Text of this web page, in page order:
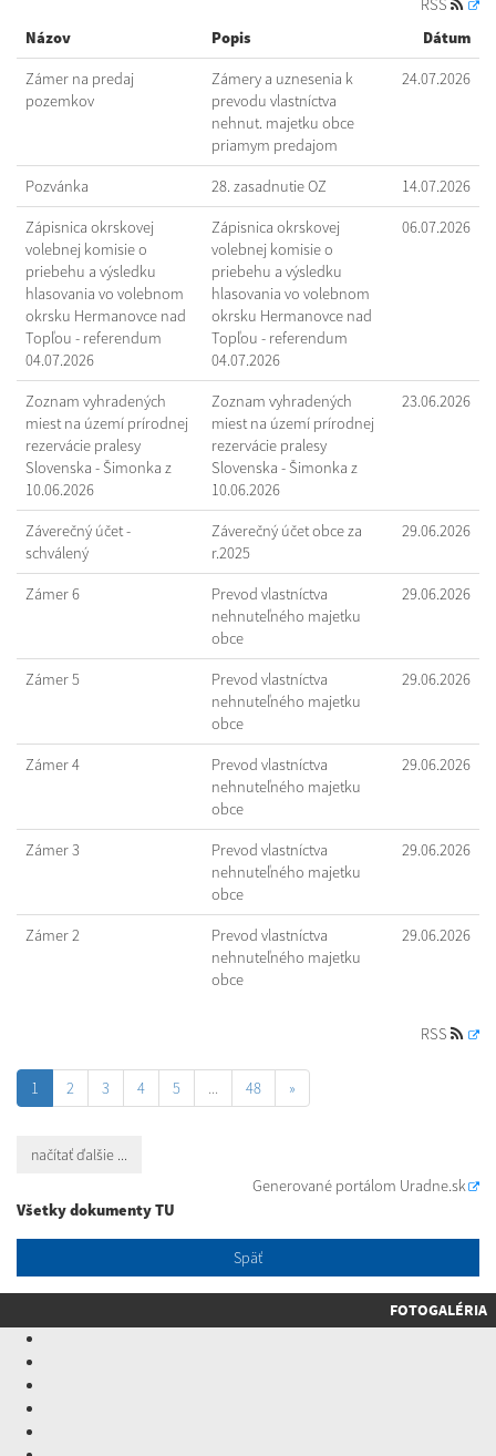
RSS
Názov
Popis Dátum
Zámer na predaj
pozemkov
Zámery a uznesenia k
prevodu vlastníctva
nehnut. majetku obce
priamym predajom
24.07.2026
Pozvánka 28. zasadnutie OZ 14.07.2026
Zápisnica okrskovej
volebnej komisie o
priebehu a výsledku
hlasovania vo volebnom
okrsku Hermanovce nad
Topľou - referendum
04.07.2026
Zápisnica okrskovej
volebnej komisie o
priebehu a výsledku
hlasovania vo volebnom
okrsku Hermanovce nad
Topľou - referendum
04.07.2026
06.07.2026
Zoznam vyhradených
miest na území prírodnej
rezervácie pralesy
Slovenska - Šimonka z
10.06.2026
Zoznam vyhradených
miest na území prírodnej
rezervácie pralesy
Slovenska - Šimonka z
10.06.2026
23.06.2026
Záverečný účet -
schválený
Záverečný účet obce za
r.2025
29.06.2026
Zámer 6
Prevod vlastníctva
nehnuteľného majetku
obce
29.06.2026
Zámer 5
Prevod vlastníctva
nehnuteľného majetku
obce
29.06.2026
Zámer 4
Prevod vlastníctva
nehnuteľného majetku
obce
29.06.2026
Zámer 3
Prevod vlastníctva
nehnuteľného majetku
obce
29.06.2026
Zámer 2
Prevod vlastníctva
nehnuteľného majetku
obce
29.06.2026
RSS
1 2 3 4 5 ... 48 »
načítať ďalšie ...
Generované portálom Uradne.sk
Všetky dokumenty TU
Späť
FOTOGALÉRIA